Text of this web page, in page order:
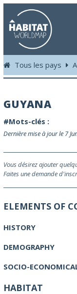
Tous les pays
GUYANA
#Mots-clés :
Dernière mise à jour le 7
Vous désirez ajouter
Faites une demande
ELEMENTS OF
HISTORY
DEMOGRAPHY
SOCIO-
HABITAT